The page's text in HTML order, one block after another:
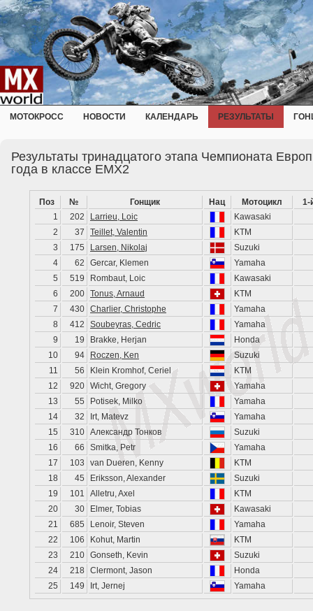
МОТОКРОСС НОВОСТИ КАЛЕНДАРЬ РЕЗУЛЬТАТЫ
Результаты тринадцатого этапа Чемпионата
года в классе EMX2
Поз № Гонщик Нац Мотоцикл
1-
1
202 Larrieu, Loic
Kawasaki
2
37 Teillet, Valentin
KTM
3
175 Larsen, Nikolaj
Suzuki
4
62 Gercar, Klemen
Yamaha
5
519 Rombaut, Loic
Kawasaki
6
200 Tonus, Arnaud
KTM
7
430 Charlier, Christophe
Yamaha
8
412 Soubeyras, Cedric
Yamaha
9
19 Brakke, Herjan
Honda
10
94 Roczen, Ken
Suzuki
11
56 Klein Kromhof, Ceriel
KTM
12
920 Wicht, Gregory
Yamaha
13
55 Potisek, Milko
Yamaha
14
32 Irt, Matevz
Yamaha
15
310 Александр Тонков
Suzuki
16
66 Smitka, Petr
Yamaha
17
103 van Dueren, Kenny
KTM
18
45 Eriksson, Alexander
Suzuki
19
101 Alletru, Axel
KTM
20
30 Elmer, Tobias
Kawasaki
21
685 Lenoir, Steven
Yamaha
22
106 Kohut, Martin
KTM
23
210 Gonseth, Kevin
Suzuki
24
218 Clermont, Jason
Honda
25
149 Irt, Jernej Yamaha